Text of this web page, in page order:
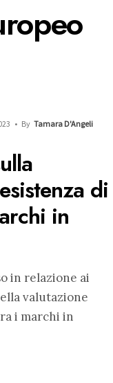
• By Tamara D'Angeli
di
in
in relazione ai
valutazione
i marchi in